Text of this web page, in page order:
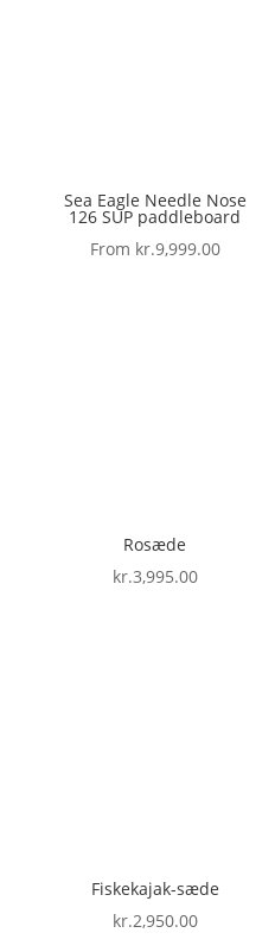
Sea Eagle Needle Nose
126 SUP paddleboard
From kr.9,999.00
Rosæde
kr.3,995.00
Fiskekajak-sæde
kr.2,950.00